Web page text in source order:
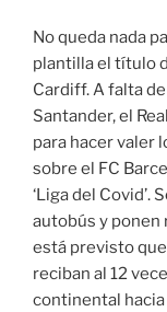
No queda nada
plantilla el título
Cardiff. A falta
Santander, el
para hacer valer
sobre el FC
‘Liga del Covid’.
autobús y ponen
está previsto
reciban al 12
continental hacia